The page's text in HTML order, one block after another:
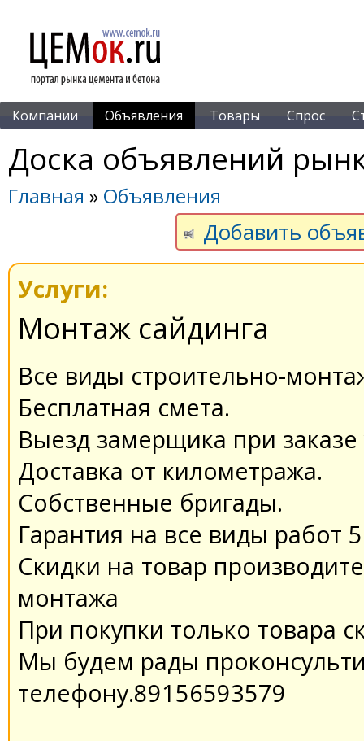
Компании Объявления Товары Спрос
Доска объявлений
Главная » Объявления
Добавить
Услуги:
Монтаж сайдинга
Все виды строительно-
Бесплатная смета.
Выезд замерщика при заказе
Доставка от километража.
Собственные бригады.
Гарантия на все виды работ
Скидки на товар
монтажа
При покупки только товара
Мы будем рады
телефону.89156593579